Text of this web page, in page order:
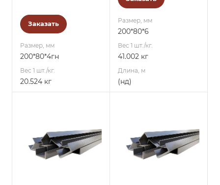
Заказать
Размер, мм
200*80*4гн
Вес 1 шт./кг.
20.524 кг
Размер, мм
200*80*6
Вес 1 шт./кг.
41.002 кг
Длина, м
(нд)